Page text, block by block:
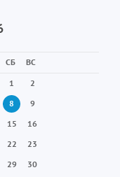
СБ
ВС
1
2
8
9
15
16
22
23
29
30